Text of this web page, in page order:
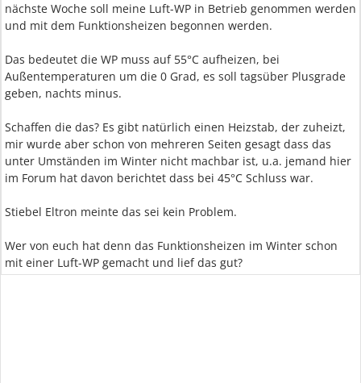
nächste Woche soll meine Luft-WP in Betrieb genommen werden
und mit dem Funktionsheizen begonnen werden.
Das bedeutet die WP muss auf 55°C aufheizen, bei
Außentemperaturen um die 0 Grad, es soll tagsüber Plusgrade
geben, nachts minus.
Schaffen die das? Es gibt natürlich einen Heizstab, der zuheizt,
mir wurde aber schon von mehreren Seiten gesagt dass das
unter Umständen im Winter nicht machbar ist, u.a. jemand hier
im Forum hat davon berichtet dass bei 45°C Schluss war.
Stiebel Eltron meinte das sei kein Problem.
Wer von euch hat denn das Funktionsheizen im Winter schon
mit einer Luft-WP gemacht und lief das gut?